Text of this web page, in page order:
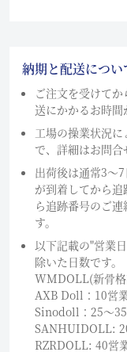
納期と配送につい
ご注文を受けて
送にかかるお時間
工場の操業状況
で、詳細はお問合
出荷後は通常3～
が到着してから
ら追跡番号のご
す。
以下記載の"営業
除いた日数です。
WMDOLL(新骨
AXB Doll：10営
Sinodoll：25〜
SANHUIDOLL:
RZRDOLL: 40営